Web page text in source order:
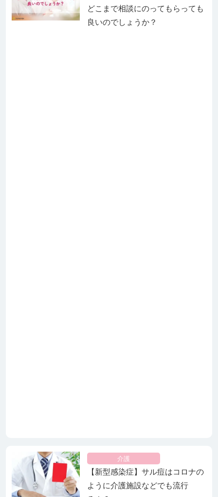
どこまで相談にのってもらっても
良いのでしょうか？
介護
【新型感染症】サル痘はコロナの
ように介護施設などでも流行